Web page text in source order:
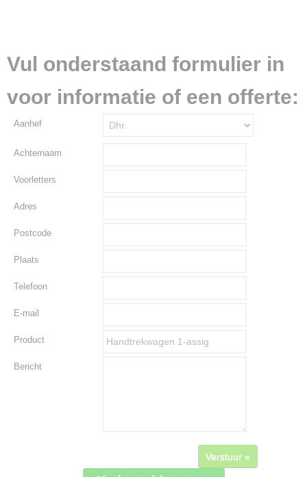
Vul onderstaand formulier in
voor informatie of een offerte:
Aanhef
Achternaam
Voorletters
Adres
Postcode
Plaats
Telefoon
E-mail
Product
Bericht
Verstuur »